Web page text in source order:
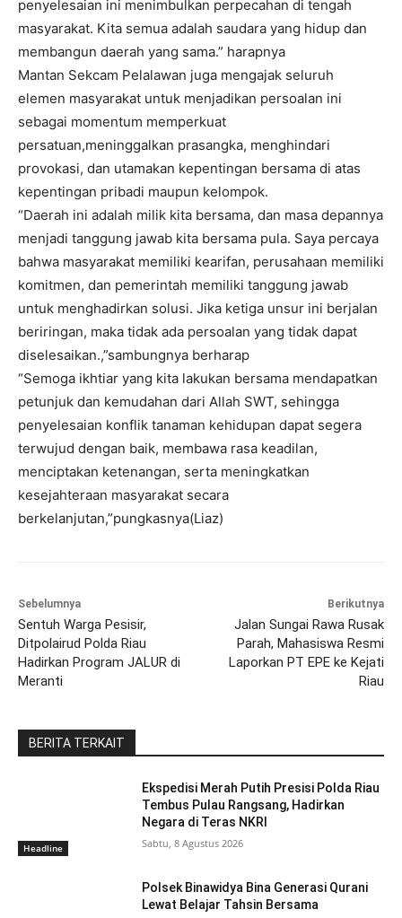
penyelesaian ini menimbulkan perpecahan di tengah
masyarakat. Kita semua adalah saudara yang hidup dan
membangun daerah yang sama.” harapnya
Mantan Sekcam Pelalawan juga mengajak seluruh
elemen masyarakat untuk menjadikan persoalan ini
sebagai momentum memperkuat
persatuan,meninggalkan prasangka, menghindari
provokasi, dan utamakan kepentingan bersama di atas
kepentingan pribadi maupun kelompok.
“Daerah ini adalah milik kita bersama, dan masa depannya
menjadi tanggung jawab kita bersama pula. Saya percaya
bahwa masyarakat memiliki kearifan, perusahaan memiliki
komitmen, dan pemerintah memiliki tanggung jawab
untuk menghadirkan solusi. Jika ketiga unsur ini berjalan
beriringan, maka tidak ada persoalan yang tidak dapat
diselesaikan.,”sambungnya berharap
“Semoga ikhtiar yang kita lakukan bersama mendapatkan
petunjuk dan kemudahan dari Allah SWT, sehingga
penyelesaian konflik tanaman kehidupan dapat segera
terwujud dengan baik, membawa rasa keadilan,
menciptakan ketenangan, serta meningkatkan
kesejahteraan masyarakat secara
berkelanjutan,”pungkasnya(Liaz)
Sebelumnya
Sentuh Warga Pesisir,
Ditpolairud Polda Riau
Hadirkan Program JALUR di
Meranti
Berikutnya
Jalan Sungai Rawa Rusak
Parah, Mahasiswa Resmi
Laporkan PT EPE ke Kejati
Riau
BERITA TERKAIT
Headline
Ekspedisi Merah Putih Presisi Polda Riau
Tembus Pulau Rangsang, Hadirkan
Negara di Teras NKRI
Sabtu, 8 Agustus 2026
Polsek Binawidya Bina Generasi Qurani
Lewat Belajar Tahsin Bersama